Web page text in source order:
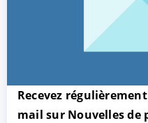
Recevez
mail sur Nouvelles de